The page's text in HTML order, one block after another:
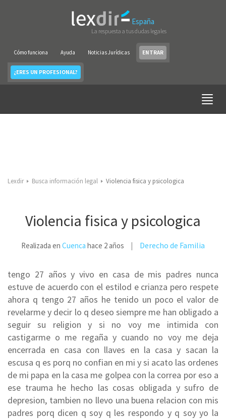
España
La respuesta a tus dudas legales
Cómo funciona Ayuda Noticias Jurídicas ENTRAR
¿ERES UN PROFESIONAL?
Lexdir Busca información legal Violencia fisica y psicologica
Violencia fisica y psicologica
Realizada en Cuenca hace 2 años Derecho de Familia
tengo 27 años y vivo en casa de mis padres nunca
estuve de acuerdo con el estilod e crianza pero respete
ahora q tengo 27 años he tenido un poco el valor de
revelarme y decir lo q deseo siempre me han obligado a
seguir su religion y si no voy me intimida con
castigarme o me regaña y cuando no voy me deja
encerrada en casa con llaves en la casa y sacan la
escusa q es porq no confian en mi y si acato las ordenes
de mi papa en la casa me golpea con la correa por eso a
ese trauma he hecho las cosas obligada y sufro de
depresion, tambien no llevo una buena relacion con mis
padres porq dicen q soy q les respondo y q soy yo la